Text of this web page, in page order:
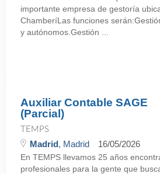
importante empresa de gestoría
ChamberíLas funciones
y autónomos.Gestión ...
Auxiliar Contable SAGE
(Parcial)
TEMPS
Madrid, Madrid 16/05/2026
En TEMPS llevamos 25 años
profesionales para la gente que